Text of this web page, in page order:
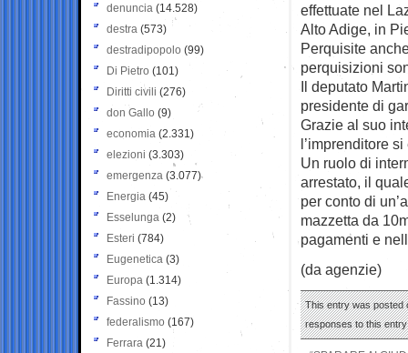
effettuate nel
Alto Adige, in
Perquisite
perquisizioni
Il deputato
presidente di
Grazie al suo
l’imprenditore
Un ruolo di
arrestato, il
per conto di
mazzetta da
pagamenti e
(da agenzie)
This entry was posted
responses to this
denuncia (14.528)
destra (573)
destradipopolo (99)
Di Pietro (101)
Diritti civili (276)
don Gallo (9)
economia (2.331)
elezioni (3.303)
emergenza (3.077)
Energia (45)
Esselunga (2)
Esteri (784)
Eugenetica (3)
Europa (1.314)
Fassino (13)
federalismo (167)
Ferrara (21)